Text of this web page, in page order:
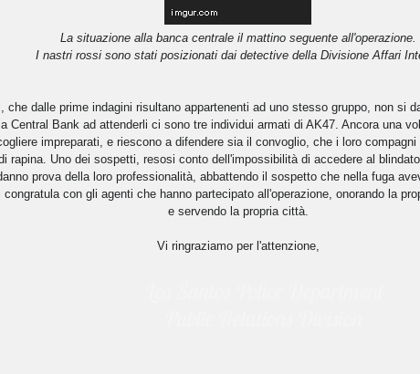
La situazione alla banca centrale il mattino seguente all'operazione.
I nastri rossi sono stati posizionati dai detective della Divisione Affari
che dalle prime indagini risultano appartenenti ad uno stesso gruppo, non si
Central Bank ad attenderli ci sono tre individui armati di AK47. Ancora una
impreparati, e riescono a difendere sia il convoglio, che i loro
rapina. Uno dei sospetti, resosi conto dell'impossibilità di accedere al
prova della loro professionalità, abbattendo il sospetto che nella fuga
con gli agenti che hanno partecipato all'operazione, onorando la
e servendo la propria città.
Vi ringraziamo per l'attenzione,